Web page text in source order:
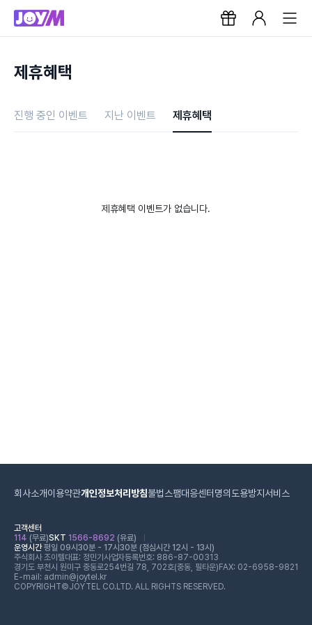
제휴혜택
진행 중인 이벤트 지난 이벤트 제휴혜택
제휴혜택 이벤트가 없습니다.
회사소개이용약관개인정보처리방침불법스팸대응센터 명의도용방지서비스
고객센터
114 (무료)SKT 1566-8692 (유료)
운영시간평일 09시30분 - 17시30분 (점심시간 12시 - 13시)
주식회사 조이텔대표: 정민기 사업자등록번호: 886-87-00313
경기도 부천시 원미구 중동로254번길 78, 702호(중동, 필타운) FAX: 02-6958-9821
E-mail: admin@joytel.kr
COPYRIGHT©JOYTEL CO.LTD. ALL RIGHTS RESERVED.